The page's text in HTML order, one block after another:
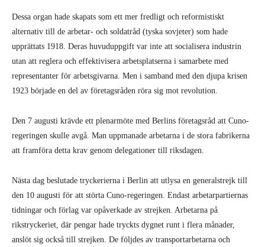
Dessa organ hade skapats som ett mer fredligt och reformistiskt
alternativ till de arbetar- och soldatråd (tyska sovjeter) som hade
upprättats 1918. Deras huvuduppgift var inte att socialisera industrin
utan att reglera och effektivisera arbetsplatserna i samarbete med
representanter för arbetsgivarna. Men i samband med den djupa krisen
1923 började en del av företagsråden röra sig mot revolution.
Den 7 augusti krävde ett plenarmöte med Berlins företagsråd att Cuno-
regeringen skulle avgå. Man uppmanade arbetarna i de stora fabrikerna
att framföra detta krav genom delegationer till riksdagen.
Nästa dag beslutade tryckerierna i Berlin att utlysa en generalstrejk till
den 10 augusti för att störta Cuno-regeringen. Endast arbetarpartiernas
tidningar och förlag var opåverkade av strejken. Arbetarna på
rikstryckeriet, där pengar hade tryckts dygnet runt i flera månader,
anslöt sig också till strejken. De följdes av transportarbetarna och